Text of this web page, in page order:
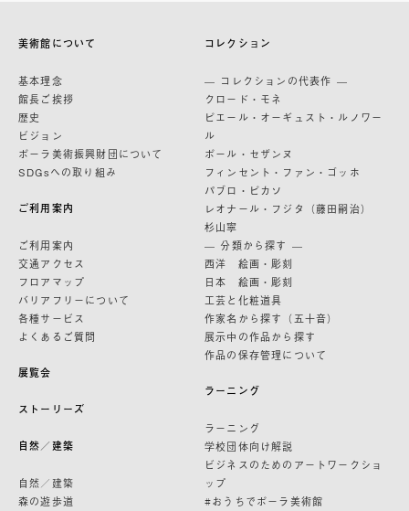
美術館について
基本理念
館長ご挨拶
歴史
ビジョン
ポーラ美術振興財団について
SDGsへの取り組み
ご利用案内
ご利用案内
交通アクセス
フロアマップ
バリアフリーについて
各種サービス
よくあるご質問
展覧会
ストーリーズ
自然／建築
自然／建築
森の遊歩道
コレクション
— コレクションの代表作 —
クロード・モネ
ピエール・オーギュスト・ルノワー
ル
ポール・セザンヌ
フィンセント・ファン・ゴッホ
パブロ・ピカソ
レオナール・フジタ（藤田嗣治）
杉山寧
— 分類から探す —
西洋 絵画・彫刻
日本 絵画・彫刻
工芸と化粧道具
作家名から探す（五十音）
展示中の作品から探す
作品の保存管理について
ラーニング
ラーニング
学校団体向け解説
ビジネスのためのアートワークショ
ップ
#おうちでポーラ美術館